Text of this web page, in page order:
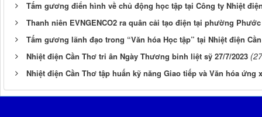
Tấm gương điển hình về chủ động học tập tại Công ty Nhiệt
Thanh niên EVNGENCO2 ra quân cải tạo điện tại phường
Tấm gương lãnh đạo trong “Văn hóa Học tập” tại Nhiệt điện
Nhiệt điện Cần Thơ tri ân Ngày Thương binh liệt sỹ 27/7/2023
Nhiệt điện Cần Thơ tập huấn kỹ năng Giao tiếp và Văn hóa ứng